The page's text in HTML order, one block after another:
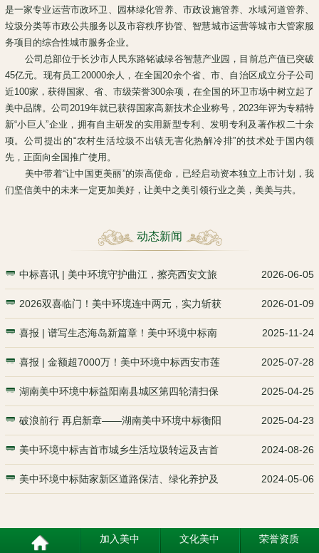
是一家专业运营市政环卫、园林绿化管养、市政设施管养、水域河道管养、
垃圾分类等市政公共服务以及市容秩序协管、智慧城市运营等城市大管家服
务项目的综合性城市服务企业。
公司总部位于长沙市人民东路铭诚绿谷智慧产业园，目前总产值已突破
45亿元。现有员工20000余人，在全国20余个省、市、自治区成立分子公司
近100家，获得国家、省、市级荣誉300余项，在全国的环卫市场中树立起了
美中品牌。公司2019年就已获得国家高新技术企业称号，2023年评为专精特
新“小巨人”企业，拥有自主研发的实用新型专利、发明专利及著作权二十余
项。公司提出的“农村生活垃圾不出镇无害化热解冷排”的技术处于国内领
先，正面向全国推广使用。
美中带着“让中国更美丽”的崇高使命，已经启动资本独立上市计划，我
们坚信美中的未来一定更加美好，让美中之美引领行业之美，美美与共。
动态新闻
2026-06-05
中标喜讯 | 美中环境守护曲江，擦亮西安文旅
2026-01-09
2026双喜临门！美中环境连中两元，实力斩获
2025-11-24
喜报 | 谱写生态海岛新篇章！美中环境中标南
2025-07-28
喜报 | 金额超7000万！美中环境中标西安市莲
2025-04-25
湖南美中环境中标益阳南县城区第四轮清扫保
2025-04-23
破浪前行 再启新章——湖南美中环境中标衡阳
2024-08-26
美中环境中标吉首市城乡生活垃圾转运及吉首
2024-05-06
美中环境中标陆家新区道路保洁、绿化养护及
加入美中 文化美中 荣誉资质